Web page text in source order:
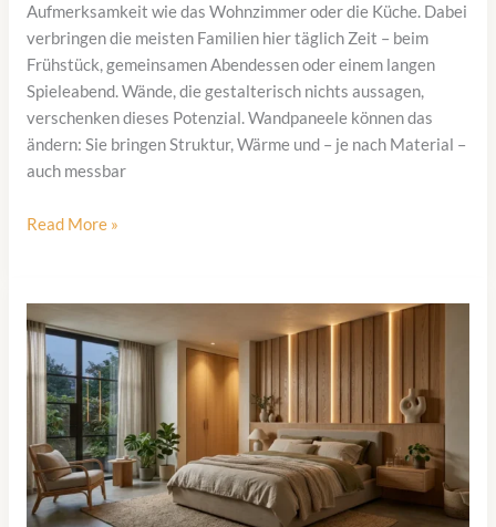
Aufmerksamkeit wie das Wohnzimmer oder die Küche. Dabei
verbringen die meisten Familien hier täglich Zeit – beim
Frühstück, gemeinsamen Abendessen oder einem langen
Spieleabend. Wände, die gestalterisch nichts aussagen,
verschenken dieses Potenzial. Wandpaneele können das
ändern: Sie bringen Struktur, Wärme und – je nach Material –
auch messbar
Wandpaneele
Materialien,
3D-
Optik
und
Montagetipps
Read More »